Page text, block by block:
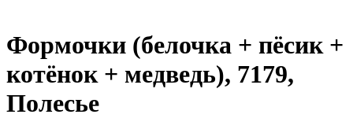
Формочки (белочка + пёсик +
котёнок + медведь), 7179,
Полесье